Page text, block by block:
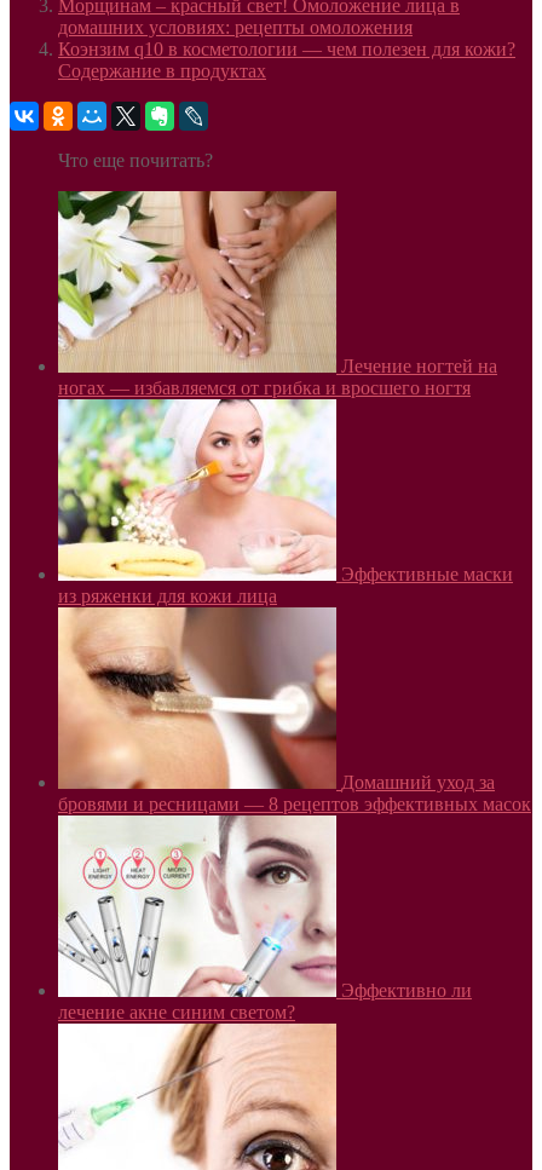
Морщинам – красный свет! Омоложение лица в
домашних условиях: рецепты омоложения
Коэнзим q10 в косметологии — чем полезен для кожи?
Содержание в продуктах
Что еще почитать?
Лечение ногтей на
ногах — избавляемся от грибка и вросшего ногтя
Эффективные маски
из ряженки для кожи лица
Домашний уход за
бровями и ресницами — 8 рецептов эффективных масок
Эффективно ли
лечение акне синим светом?